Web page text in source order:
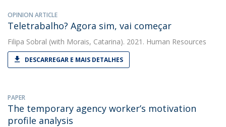
OPINION ARTICLE
Teletrabalho? Agora sim, vai começar
Filipa Sobral (with Morais, Catarina). 2021. Human Resources
DESCARREGAR E MAIS DETALHES
PAPER
The temporary agency worker’s motivation
profile analysis